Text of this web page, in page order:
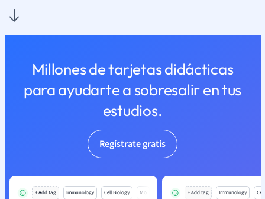
Millones de tarjetas didácticas
para ayudarte a sobresalir en tus
estudios.
Regístrate gratis
+ Add tag Immunology Cell Biology Mo + Add tag Immunology